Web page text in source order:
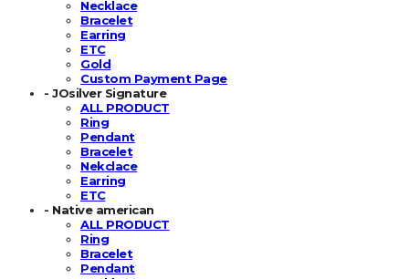
Necklace
Bracelet
Earring
ETC
Gold
Custom Payment Page
- JOsilver Signature
ALL PRODUCT
Ring
Pendant
Bracelet
Nekclace
Earring
ETC
- Native american
ALL PRODUCT
Ring
Bracelet
Pendant